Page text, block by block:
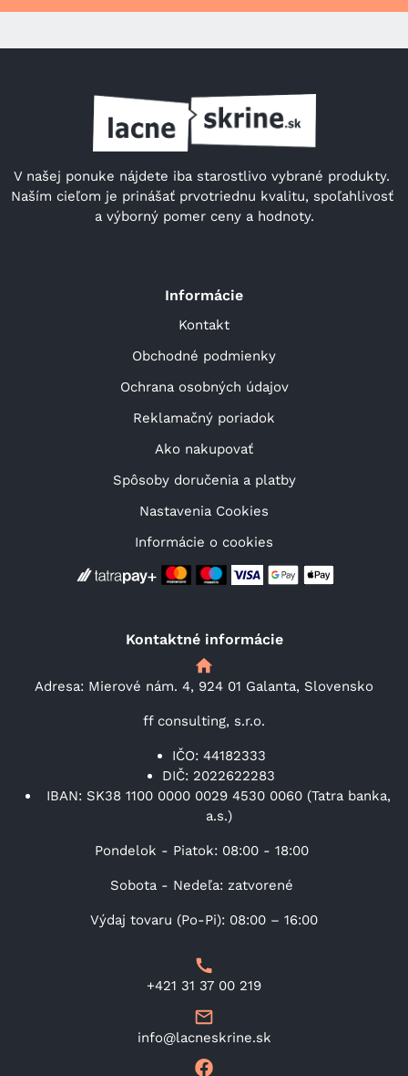
V našej ponuke nájdete iba starostlivo vybrané produkty.
Naším cieľom je prinášať prvotriednu kvalitu, spoľahlivosť
a výborný pomer ceny a hodnoty.
Informácie
Kontakt
Obchodné podmienky
Ochrana osobných údajov
Reklamačný poriadok
Ako nakupovať
Spôsoby doručenia a platby
Nastavenia Cookies
Informácie o cookies
Kontaktné informácie
Adresa: Mierové nám. 4, 924 01 Galanta, Slovensko
ff consulting, s.r.o.
IČO: 44182333
DIČ: 2022622283
IBAN: SK38 1100 0000 0029 4530 0060 (Tatra banka,
a.s.)
Pondelok - Piatok: 08:00 - 18:00
Sobota - Nedeľa: zatvorené
Výdaj tovaru (Po-Pi): 08:00 – 16:00
+421 31 37 00 219
info@lacneskrine.sk